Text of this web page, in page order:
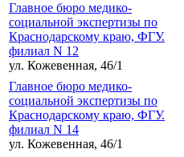
Главное бюро медико-
социальной экспертизы по
Краснодарскому краю, ФГУ.
филиал N 12
ул. Кожевенная, 46/1
Главное бюро медико-
социальной экспертизы по
Краснодарскому краю, ФГУ.
филиал N 14
ул. Кожевенная, 46/1